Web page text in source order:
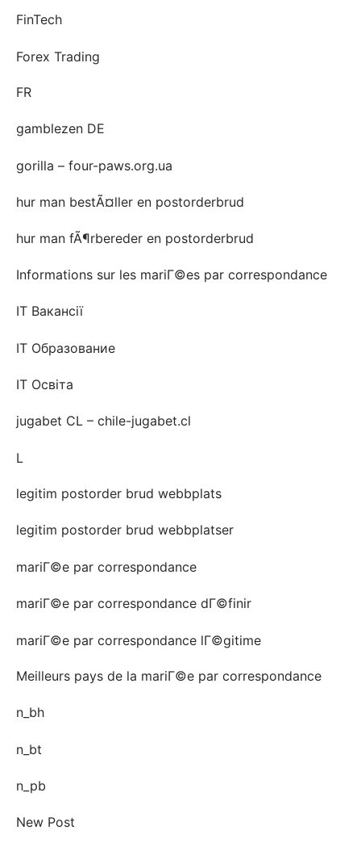
FinTech
Forex Trading
FR
gamblezen DE
gorilla – four-paws.org.ua
hur man bestÃ¤ller en postorderbrud
hur man fÃ¶rbereder en postorderbrud
Informations sur les mariГ©es par correspondance
IT Вакансії
IT Образование
IT Освіта
jugabet CL – chile-jugabet.cl
L
legitim postorder brud webbplats
legitim postorder brud webbplatser
mariГ©e par correspondance
mariГ©e par correspondance dГ©finir
mariГ©e par correspondance lГ©gitime
Meilleurs pays de la mariГ©e par correspondance
n_bh
n_bt
n_pb
New Post